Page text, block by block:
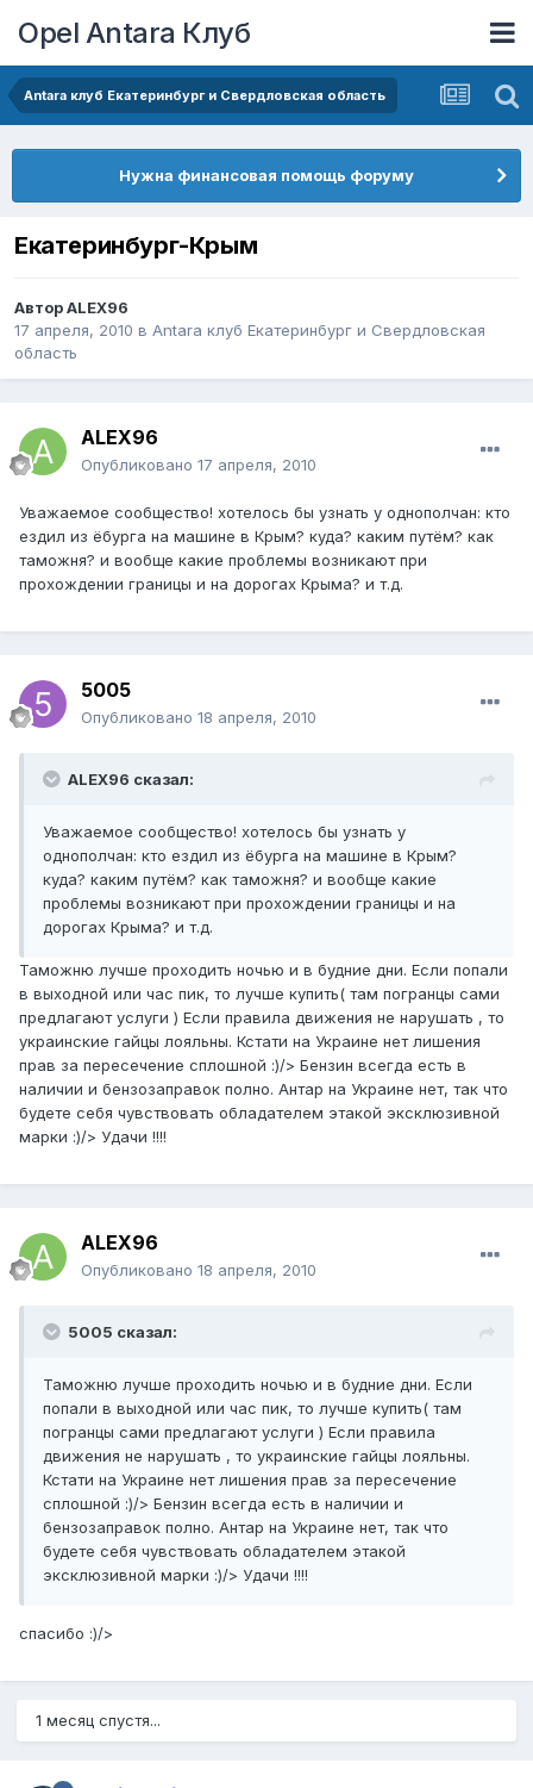
Opel Antara Клуб
Antara клуб Екатеринбург и Свердловская область
Нужна финансовая помощь форуму
Екатеринбург-Крым
АвторALEX96
17 апреля, 2010 в Antara клуб Екатеринбург и Свердловская
область
ALEX96
Опубликовано 17 апреля, 2010
Уважаемое сообщество! хотелось бы узнать у однополчан: кто
ездил из ёбурга на машине в Крым? куда? каким путём? как
таможня? и вообще какие проблемы возникают при
прохождении границы и на дорогах Крыма? и т.д.
5005
Опубликовано 18 апреля, 2010
ALEX96 сказал:
Уважаемое сообщество! хотелось бы узнать у
однополчан: кто ездил из ёбурга на машине в Крым?
куда? каким путём? как таможня? и вообще какие
проблемы возникают при прохождении границы и на
дорогах Крыма? и т.д.
Таможню лучше проходить ночью и в будние дни. Если попали
в выходной или час пик, то лучше купить( там погранцы сами
предлагают услуги ) Если правила движения не нарушать , то
украинские гайцы лояльны. Кстати на Украине нет лишения
прав за пересечение сплошной :)/> Бензин всегда есть в
наличии и бензозаправок полно. Антар на Украине нет, так что
будете себя чувствовать обладателем этакой эксклюзивной
марки :)/> Удачи !!!!
ALEX96
Опубликовано 18 апреля, 2010
5005 сказал:
Таможню лучше проходить ночью и в будние дни. Если
попали в выходной или час пик, то лучше купить( там
погранцы сами предлагают услуги ) Если правила
движения не нарушать , то украинские гайцы лояльны.
Кстати на Украине нет лишения прав за пересечение
сплошной :)/> Бензин всегда есть в наличии и
бензозаправок полно. Антар на Украине нет, так что
будете себя чувствовать обладателем этакой
эксклюзивной марки :)/> Удачи !!!!
спасибо :)/>
1 месяц спустя...